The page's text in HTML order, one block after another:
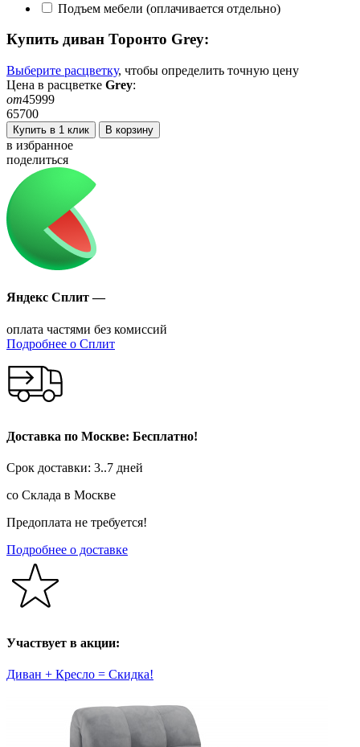
Подъем мебели (оплачивается отдельно)
Купить диван Торонто Grey:
Выберите расцветку, чтобы определить точную цену
Цена в расцветке Grey:
от45999
65700
Купить в 1 клик В корзину
в избранное
поделиться
Яндекс Сплит —
оплата частями без комиссий
Подробнее о Сплит
Доставка по Москве: Бесплатно!
Срок доставки: 3..7 дней
со Склада в Москве
Предоплата не требуется!
Подробнее о доставке
Участвует в акции:
Диван + Кресло = Скидка!